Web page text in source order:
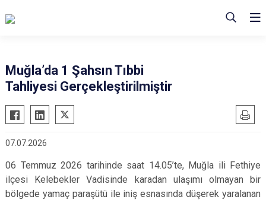
Muğla’da 1 Şahsın Tıbbi
Tahliyesi Gerçekleştirilmiştir
07.07.2026
06 Temmuz 2026 tarihinde saat 14.05’te, Muğla ili Fethiye
ilçesi Kelebekler Vadisinde karadan ulaşımı olmayan bir
bölgede yamaç paraşütü ile iniş esnasında düşerek yaralanan